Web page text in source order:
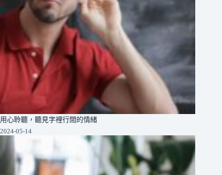
用心聆聽，聽見字裡行間的情緒
2024-05-14